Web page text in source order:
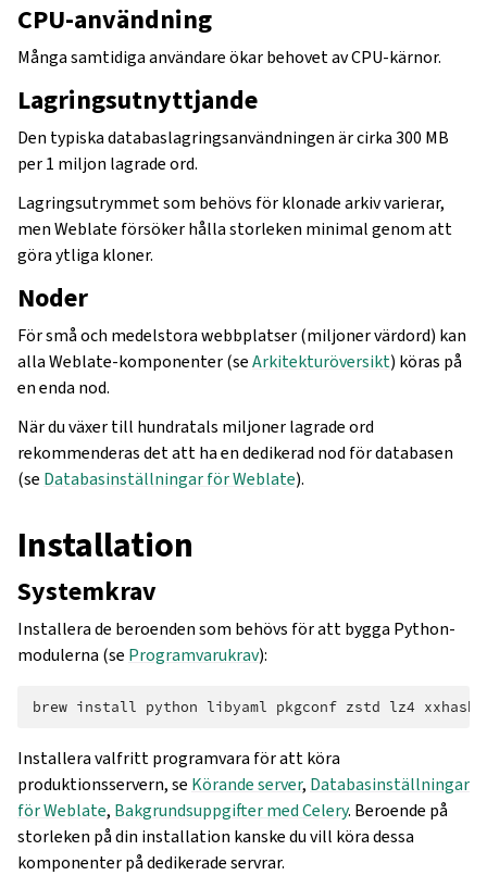
CPU-användning
Många samtidiga användare ökar behovet av CPU-kärnor.
Lagringsutnyttjande
Den typiska databaslagringsanvändningen är cirka 300 MB
per 1 miljon lagrade ord.
Lagringsutrymmet som behövs för klonade arkiv varierar,
men Weblate försöker hålla storleken minimal genom att
göra ytliga kloner.
Noder
För små och medelstora webbplatser (miljoner värdord) kan
alla Weblate-komponenter (seArkitekturöversikt) köras på
en enda nod.
När du växer till hundratals miljoner lagrade ord
rekommenderas det att ha en dedikerad nod för databasen
(se Databasinställningar för Weblate).
Installation
Systemkrav
Installera de beroenden som behövs för att bygga Python-
modulerna (se Programvarukrav):
brew install python libyaml pkgconf zstd lz4 xxhash
Installera valfritt programvara för att köra
produktionsservern, se Körande server, Databasinställningar
för Weblate, Bakgrundsuppgifter med Celery. Beroende på
storleken på din installation kanske du vill köra dessa
komponenter på dedikerade servrar.